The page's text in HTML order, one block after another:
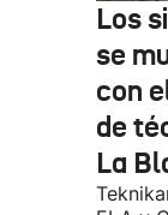
Los
se
con
de
La